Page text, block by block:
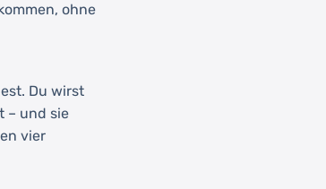
ohne
Du wirst
– und sie
vier